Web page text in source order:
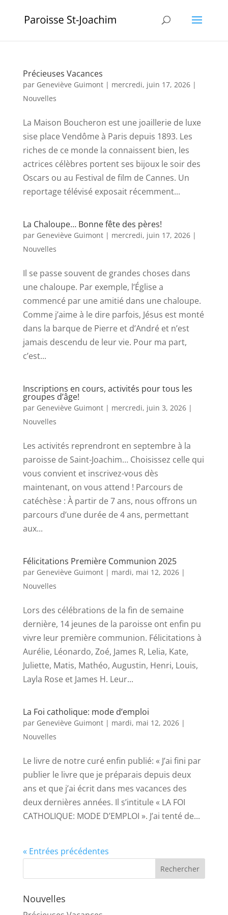
Précieuses Vacances
par Geneviève Guimont| mercredi, juin 17, 2026|
Nouvelles
La Maison Boucheron est une joaillerie de luxe
sise place Vendôme à Paris depuis 1893. Les
riches de ce monde la connaissent bien, les
actrices célèbres portent ses bijoux le soir des
Oscars ou au Festival de film de Cannes. Un
reportage télévisé exposait récemment...
La Chaloupe… Bonne fête des pères!
par Geneviève Guimont| mercredi, juin 17, 2026|
Nouvelles
Il se passe souvent de grandes choses dans
une chaloupe. Par exemple, l’Église a
commencé par une amitié dans une chaloupe.
Comme j’aime à le dire parfois, Jésus est monté
dans la barque de Pierre et d’André et n’est
jamais descendu de leur vie. Pour ma part,
c’est...
Inscriptions en cours, activités pour tous les
groupes d’âge!
par Geneviève Guimont| mercredi, juin 3, 2026|
Nouvelles
Les activités reprendront en septembre à la
paroisse de Saint-Joachim… Choisissez celle qui
vous convient et inscrivez-vous dès
maintenant, on vous attend ! Parcours de
catéchèse : À partir de 7 ans, nous offrons un
parcours d’une durée de 4 ans, permettant
aux...
Félicitations Première Communion 2025
par Geneviève Guimont| mardi, mai 12, 2026|
Nouvelles
Lors des célébrations de la fin de semaine
dernière, 14 jeunes de la paroisse ont enfin pu
vivre leur première communion. Félicitations à
Aurélie, Léonardo, Zoé, James R, Lelia, Kate,
Juliette, Matis, Mathéo, Augustin, Henri, Louis,
Layla Rose et James H. Leur...
La Foi catholique: mode d’emploi
par Geneviève Guimont| mardi, mai 12, 2026|
Nouvelles
Le livre de notre curé enfin publié: « J’ai fini par
publier le livre que je préparais depuis deux
ans et que j’ai écrit dans mes vacances des
deux dernières années. Il s’intitule « LA FOI
CATHOLIQUE: MODE D’EMPLOI ». J’ai tenté de...
« Entrées précédentes
Nouvelles